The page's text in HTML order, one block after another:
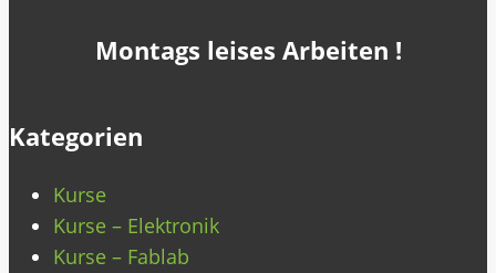
Montags leises Arbeiten !
Kategorien
Kurse
Kurse – Elektronik
Kurse – Fablab